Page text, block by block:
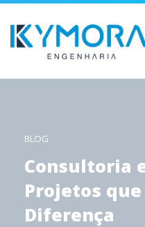
BLOG
Consultoria
Projetos que
Diferença